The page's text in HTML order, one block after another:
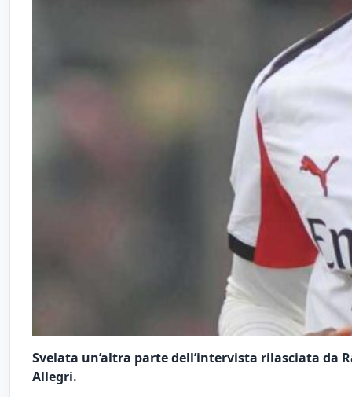
Svelata un’altra parte dell’intervista rilasciata da
Allegri.